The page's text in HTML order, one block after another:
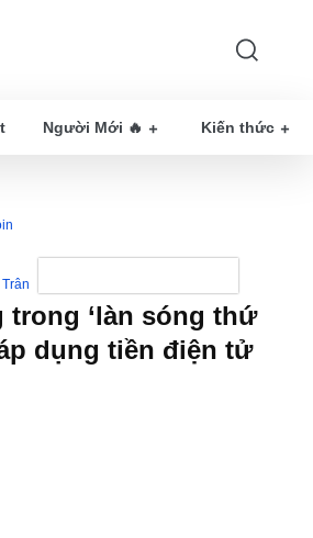
Người Mới 🔥 Kiến thức
Trân
trong ‘làn sóng thứ
dụng tiền điện tử